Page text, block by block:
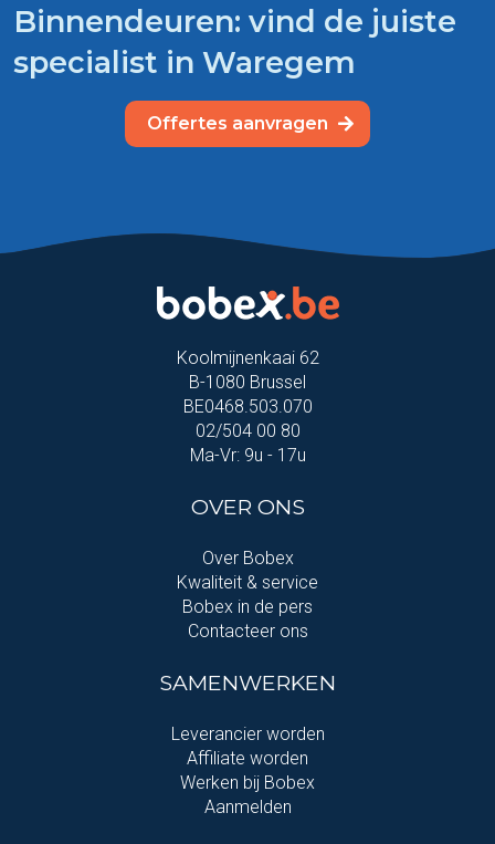
Binnendeuren: vind de juiste
specialist in Waregem
Offertes aanvragen
Koolmijnenkaai 62
B-1080 Brussel
BE0468.503.070
02/504 00 80
Ma-Vr: 9u - 17u
OVER ONS
Over Bobex
Kwaliteit & service
Bobex in de pers
Contacteer ons
SAMENWERKEN
Leverancier worden
Affiliate worden
Werken bij Bobex
Aanmelden